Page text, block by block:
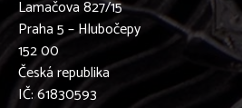
Rhodéský ridgeback
Rottweiler
Ruský chrt - BARZOJ
Ruský Toy
Samojed
Lamačova 827/15
Praha 5 – Hlubočepy
152 00
Česká republika
IČ: 61830593